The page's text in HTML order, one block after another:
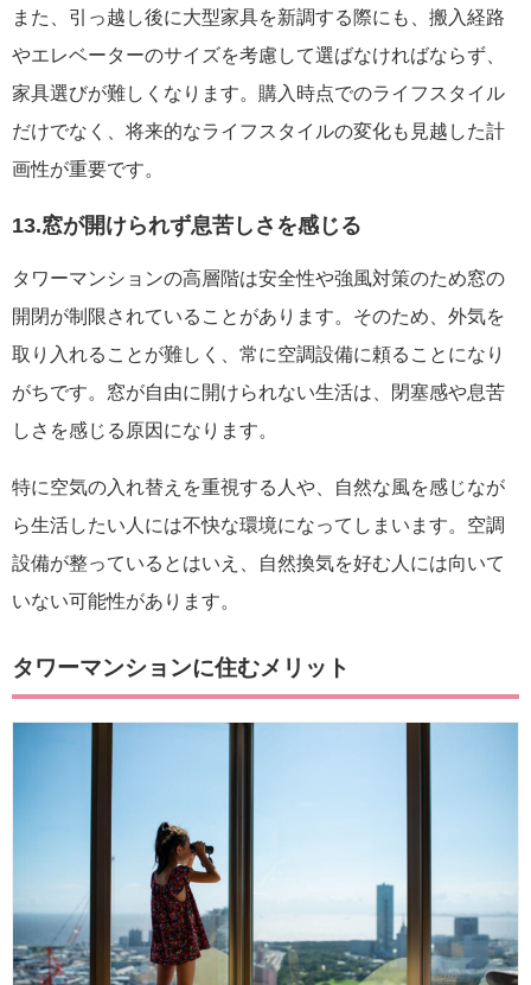
また、引っ越し後に大型家具を新調する際にも、搬入経路
やエレベーターのサイズを考慮して選ばなければならず、
家具選びが難しくなります。購入時点でのライフスタイル
だけでなく、将来的なライフスタイルの変化も見越した計
画性が重要です。
13.窓が開けられず息苦しさを感じる
タワーマンションの高層階は安全性や強風対策のため窓の
開閉が制限されていることがあります。そのため、外気を
取り入れることが難しく、常に空調設備に頼ることになり
がちです。窓が自由に開けられない生活は、閉塞感や息苦
しさを感じる原因になります。
特に空気の入れ替えを重視する人や、自然な風を感じなが
ら生活したい人には不快な環境になってしまいます。空調
設備が整っているとはいえ、自然換気を好む人には向いて
いない可能性があります。
タワーマンションに住むメリット